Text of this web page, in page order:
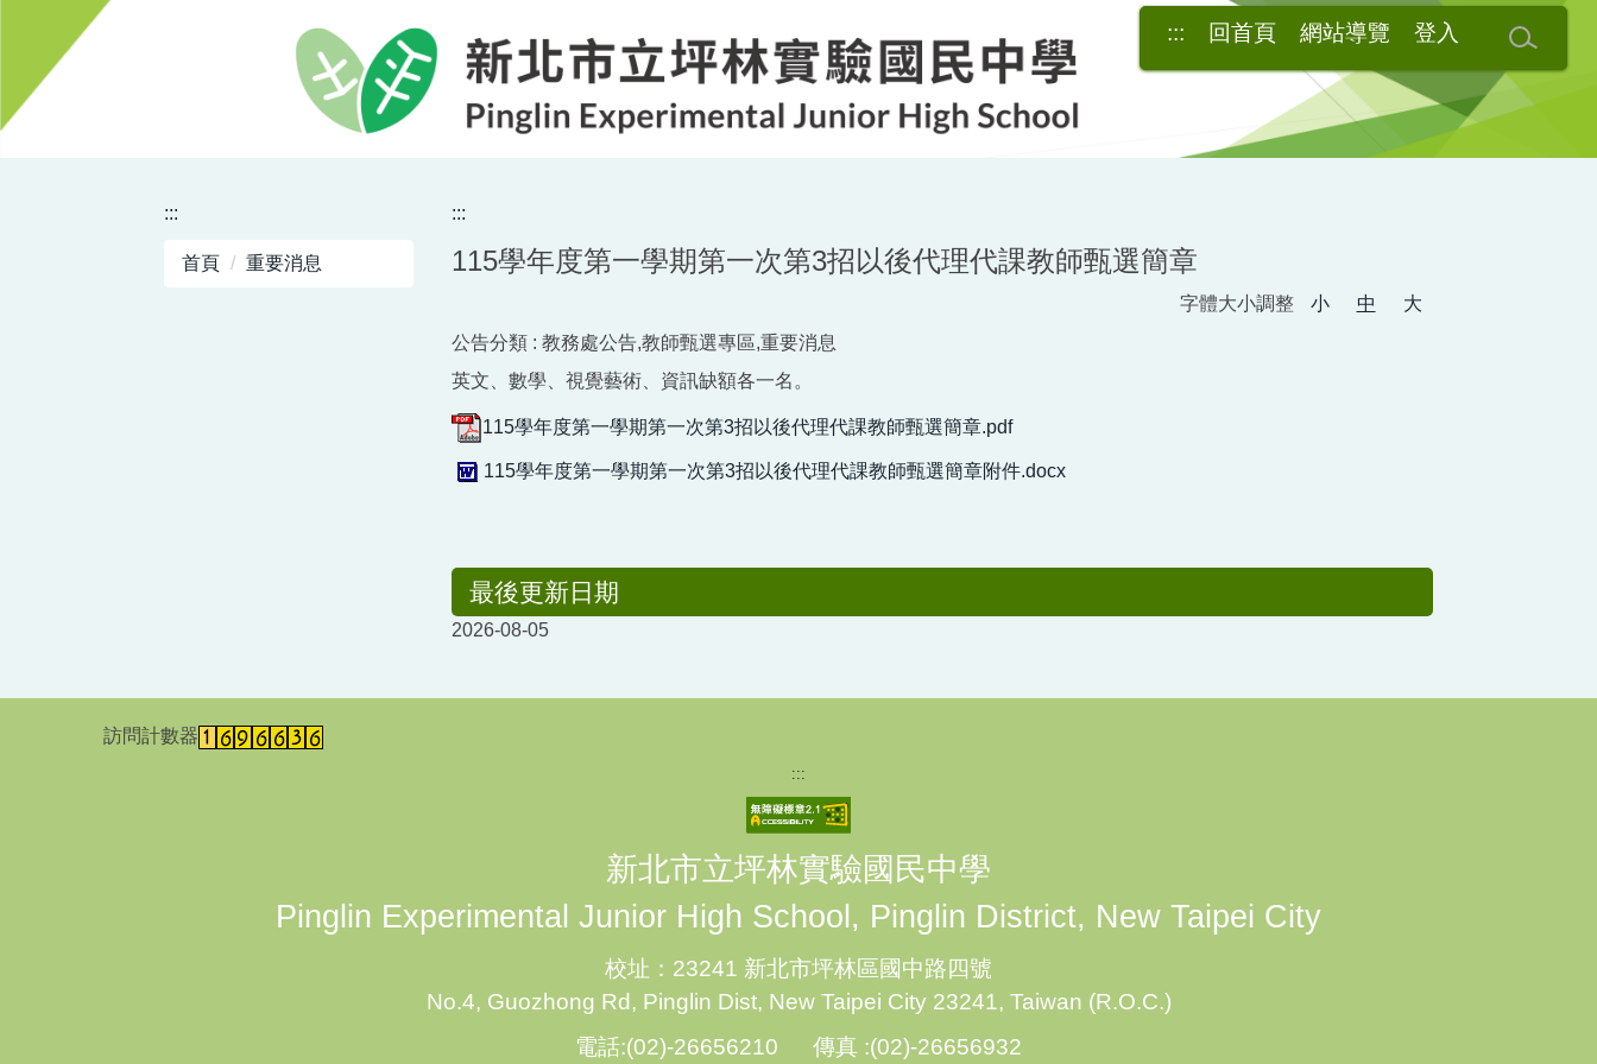
要
::: 回首頁 網站導覽 登入
:::
首頁 重要消息
:::
115學年度第一學期第一次第3招以後代理代課教師甄選簡章
字體大小調整 小 中
大
公告分類 : 教務處公告,教師甄選專區,重要消息
英文、數學、視覺藝術、資訊缺額各一名。
115學年度第一學期第一次第3招以後代理代課教師甄選簡章.pdf
115學年度第一學期第一次第3招以後代理代課教師甄選簡章附件.docx
最後更新日期
2026-08-05
訪問計數器
:::
新北市立坪林實驗國民中學
Pinglin Experimental Junior High School, Pinglin District, New Taipei City
校址：23241 新北市坪林區國中路四號
No.4, Guozhong Rd, Pinglin Dist, New Taipei City 23241, Taiwan (R.O.C.)
電話:(02)-26656210 傳真 :(02)-26656932